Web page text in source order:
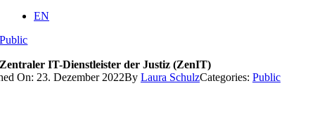
EN
Public
Zentraler IT-Dienstleister der Justiz (ZenIT)
On: 23. Dezember 2022By Laura SchulzCategories: Public